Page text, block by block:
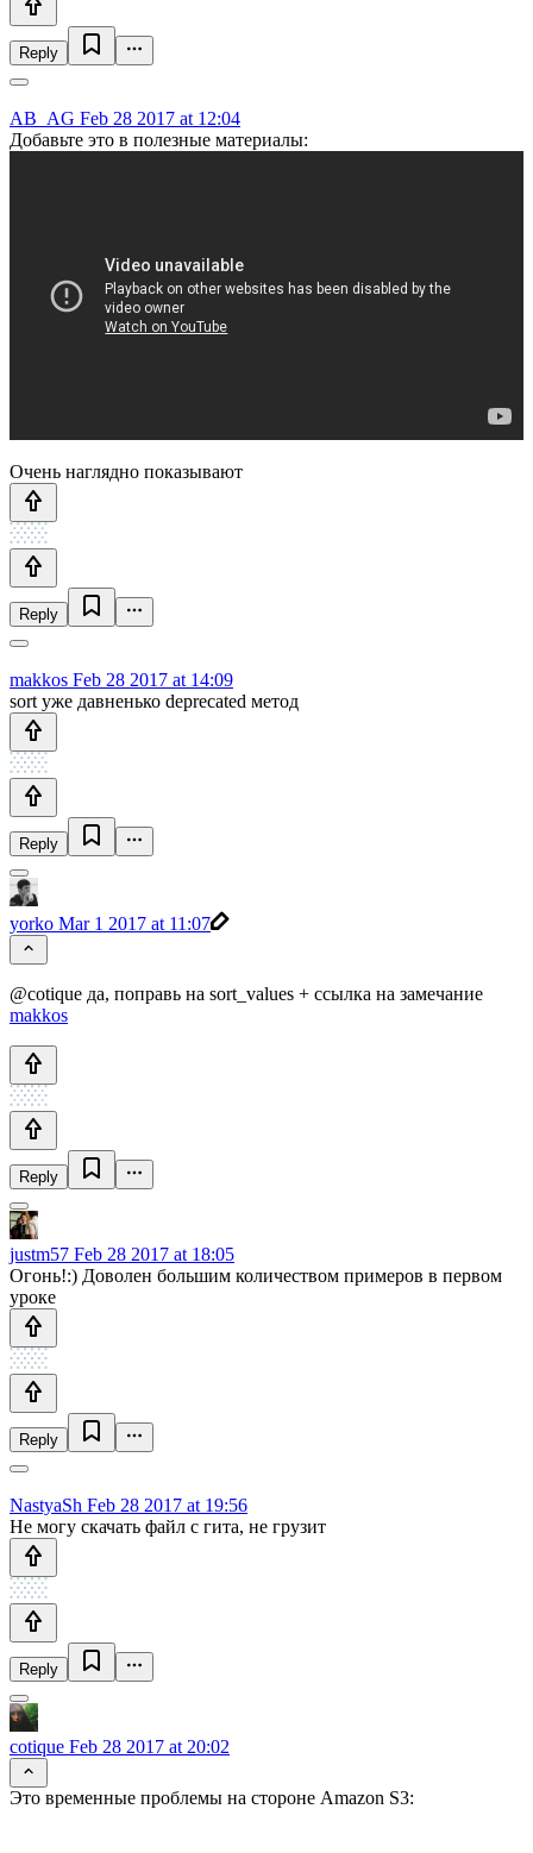
Reply
AB_AG Feb 28 2017 at 12:04
Добавьте это в полезные материалы:
Очень наглядно показывают
Reply
makkos Feb 28 2017 at 14:09
sort уже давненько deprecated метод
Reply
yorko Mar 1 2017 at 11:07
@cotique да, поправь на sort_values + ссылка на замечание
makkos
Reply
justm57 Feb 28 2017 at 18:05
Огонь!:) Доволен большим количеством примеров в первом
уроке
Reply
NastyaSh Feb 28 2017 at 19:56
Не могу скачать файл с гита, не грузит
Reply
cotique Feb 28 2017 at 20:02
Это временные проблемы на стороне Amazon S3: